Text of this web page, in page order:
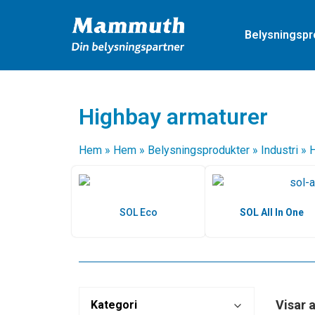
Highbay armaturer
Hem » Hem » Belysningsprodukter » Industri »
SOL Eco SOL All In One
Kategori
Visar